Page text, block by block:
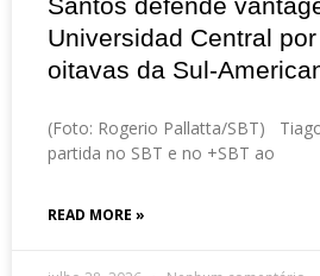
Santos defende
Universidad Central
oitavas da Sul-
(Foto: Rogerio Pallatta/SBT)
partida no SBT e no +SBT ao
READ MORE »